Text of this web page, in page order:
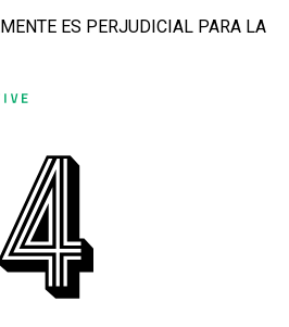
ES PERJUDICIAL PARA LA